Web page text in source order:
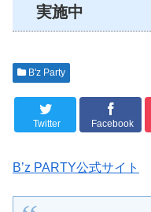
実施中
B'z Party
Twitter Facebook
B’z PARTY公式サイト